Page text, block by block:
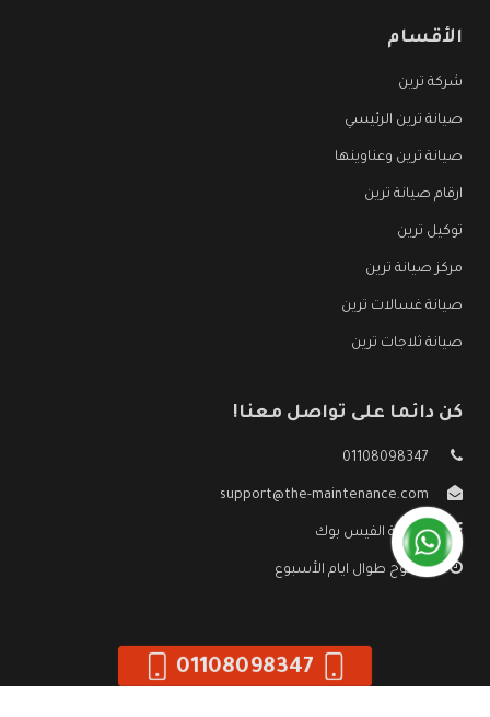
الأقسام
شركة ترين
صيانة ترين الرئيسي
صيانة ترين وعناوينها
ارقام صيانة ترين
توكيل ترين
مركز صيانة ترين
صيانة غسالات ترين
صيانة ثلاجات ترين
كن دائما على تواصل معنا!
01108098347
support@the-maintenance.com
صفحة الفيس بوك
مفتوح طوال ايام الأسبوع
01108098347